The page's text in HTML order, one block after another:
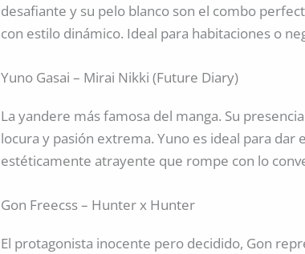
desafiante y su pelo blanco son el combo
con estilo dinámico. Ideal para habitaciones o
Yuno Gasai – Mirai Nikki (Future Diary)
La yandere más famosa del manga. Su
locura y pasión extrema. Yuno es ideal para
estéticamente atrayente que rompe con lo
Gon Freecss – Hunter x Hunter
El protagonista inocente pero decidido, Gon